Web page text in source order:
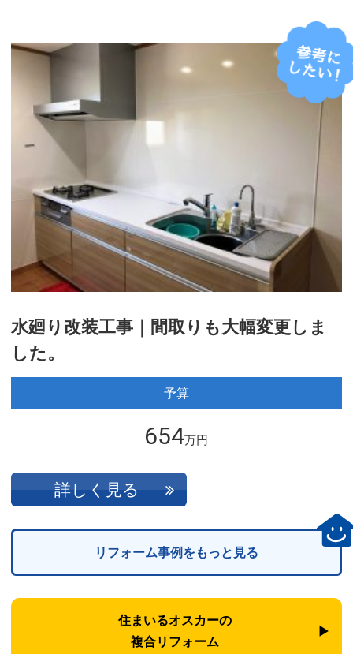
水廻り改装工事｜間取りも大幅変更しま
した。
予算
654万円
詳しく見る
リフォーム事例をもっと見る
住まいるオスカーの
複合リフォーム